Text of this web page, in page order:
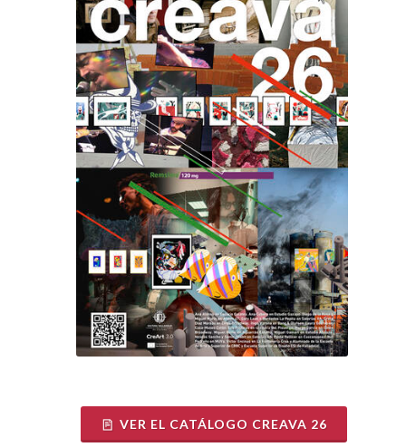
VER EL CATÁLOGO CREAVA 26